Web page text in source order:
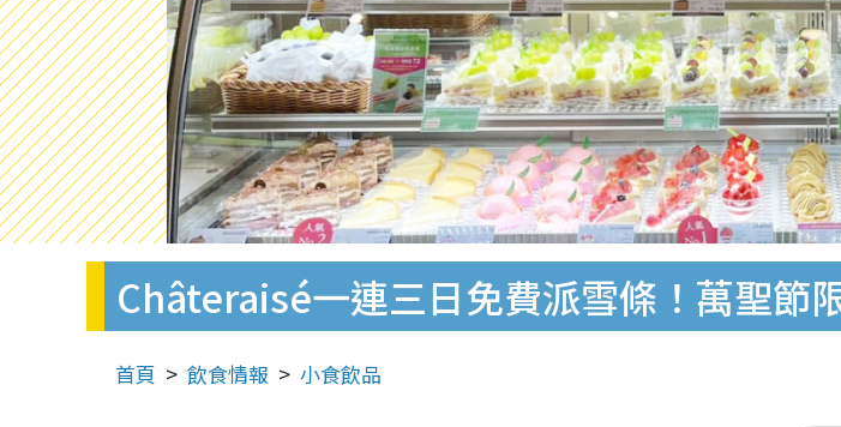
Châteraisé一連三日免費派雪條！萬聖節
首頁 飲食情報 小食飲品